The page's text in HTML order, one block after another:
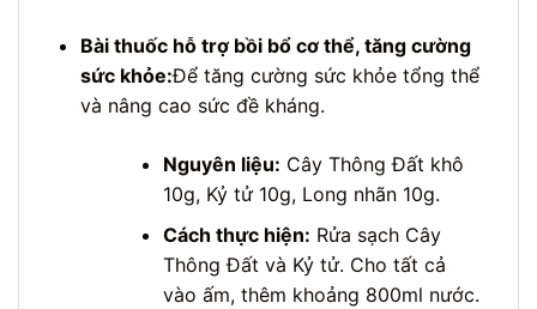
Bài thuốc hỗ trợ bồi bổ cơ thể, tăng cường
sức khỏe:Để tăng cường sức khỏe tổng thể
và nâng cao sức đề kháng.
Nguyên liệu: Cây Thông Đất khô
10g, Kỷ tử 10g, Long nhãn 10g.
Cách thực hiện: Rửa sạch Cây
Thông Đất và Kỷ tử. Cho tất cả
vào ấm, thêm khoảng 800ml nước.